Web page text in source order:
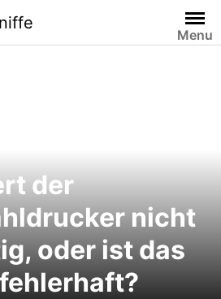
Menu
der
nicht
oder ist das